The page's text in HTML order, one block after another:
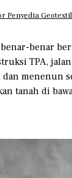
Penyedia
benar
TPA,
dan menenun
tanah di